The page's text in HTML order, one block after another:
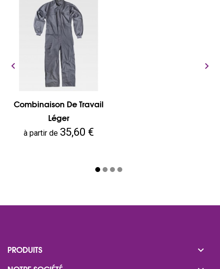
Combinaison De Travail
Léger
Prix
à partir de 35,60 €
 
PRODUITS 